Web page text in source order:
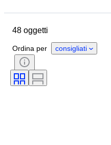
Paese d’origine
Condizioni
Colore
Epoca
Modello
48 oggetti
Ordina per consigliati